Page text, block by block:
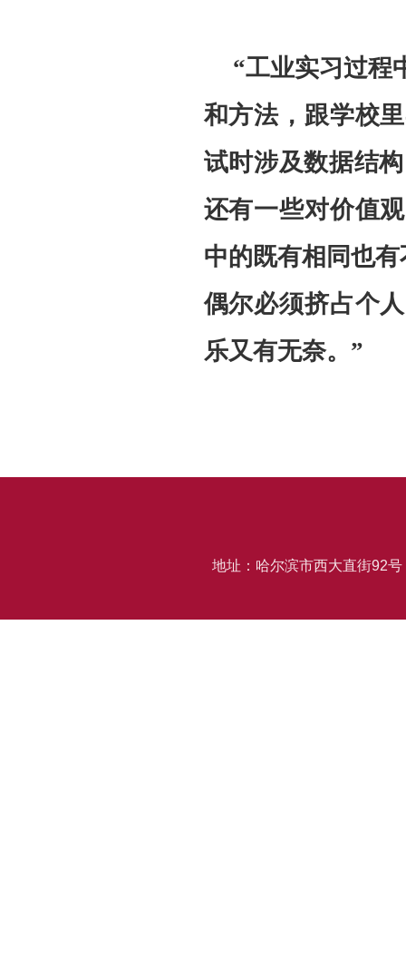
“工业实习过程
和方法，跟学校
试时涉及数据结
还有一些对价值
中的既有相同也
偶尔必须挤占个
乐又有无奈。”
地址：哈尔滨市西大直街92号